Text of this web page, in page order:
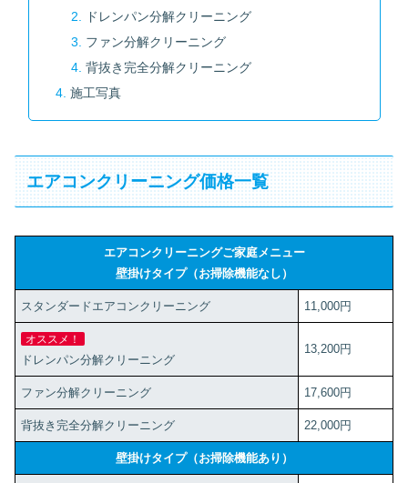
ドレンパン分解クリーニング
ファン分解クリーニング
背抜き完全分解クリーニング
施工写真
エアコンクリーニング価格一覧
エアコンクリーニングご家庭メニュー
壁掛けタイプ（お掃除機能なし）
スタンダードエアコンクリーニング 11,000円
オススメ！
ドレンパン分解クリーニング
13,200円
ファン分解クリーニング 17,600円
背抜き完全分解クリーニング 22,000円
壁掛けタイプ（お掃除機能あり）